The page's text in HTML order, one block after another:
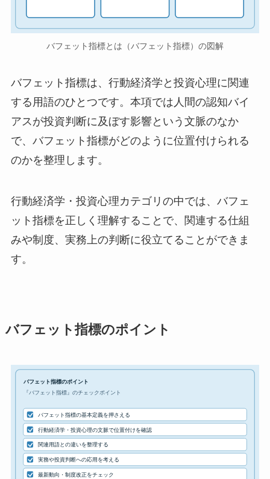
バフェット指標とは（バフェット指標）の図解
バフェット指標は、行動経済学と投資心理に関連
する用語のひとつです。本項では人間の認知バイ
アスが投資判断に及ぼす影響という文脈のなか
で、バフェット指標がどのように位置付けられる
のかを整理します。
行動経済学・投資心理カテゴリの中では、バフェ
ット指標を正しく理解することで、関連する仕組
みや制度、実務上の判断に役立てることができま
す。
バフェット指標のポイント
バフェット指標のポイント
『バフェット指標』のチェックポイント
バフェット指標の基本定義を押さえる
行動経済学・投資心理の文脈で位置付けを確認
関連用語との違いを整理する
実務や投資判断への応用を考える
最新動向・制度改正をチェック